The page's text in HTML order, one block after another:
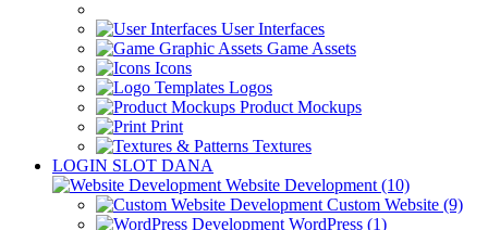
User Interfaces
Game Assets
Icons
Logos
Product Mockups
Print
Textures
LOGIN SLOT DANA
Website Development (10)
Custom Website (9)
WordPress (1)